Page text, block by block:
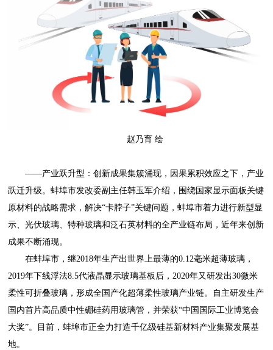
赵乃育 绘
——产业跃升型：创新成果集簇涌现，因果累积效应之下，产业
跃迁升级。蚌埠市发改委副主任韩玉军介绍，围绕国家显示面板关键
原材料的战略需求，解决“卡脖子”关键问题，蚌埠市着力进行新型显
示、光伏玻璃、特种玻璃和泛石英材料的全产业链布局，近年来创新
成果不断涌现。
在蚌埠市，继2018年生产出世界上最薄的0.12毫米超薄玻璃，
2019年下线浮法8.5代液晶显示玻璃基板后，2020年又研发出30微米
柔性可折叠玻璃，形成全国产化超薄柔性玻璃产业链。自主研发生产
国内首片高品质中性硼硅药用玻璃管，并荣获“中国国际工业博览会
大奖”。目前，蚌埠市正全力打造千亿级硅基新材料产业集聚发展基
地。